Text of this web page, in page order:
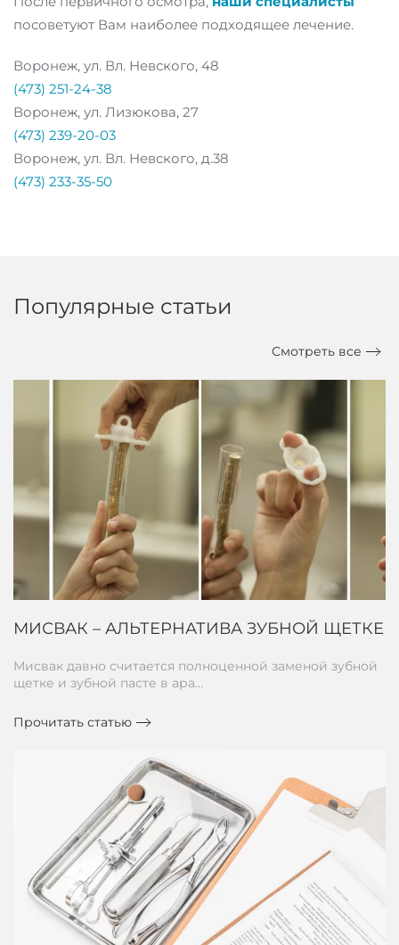
посоветуют Вам наиболее подходящее лечение.
Воронеж, ул. Вл. Невского, 48
(473) 251-24-38
Воронеж, ул. Лизюкова, 27
(473) 239-20-03
Воронеж, ул. Вл. Невского, д.38
(473) 233-35-50
Популярные статьи
Смотреть все
МИСВАК – АЛЬТЕРНАТИВА ЗУБНОЙ ЩЕТКЕ
Мисвак давно считается полноценной заменой зубной
щетке и зубной пасте в ара…
Прочитать статью